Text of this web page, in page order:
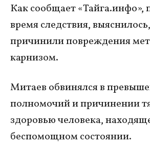
Как сообщает «Тайга.инфо»,
время следствия,
причинили повреждения
карнизом.
Митаев обвинялся в
полномочий и причинении
здоровью человека,
беспомощном состоянии.